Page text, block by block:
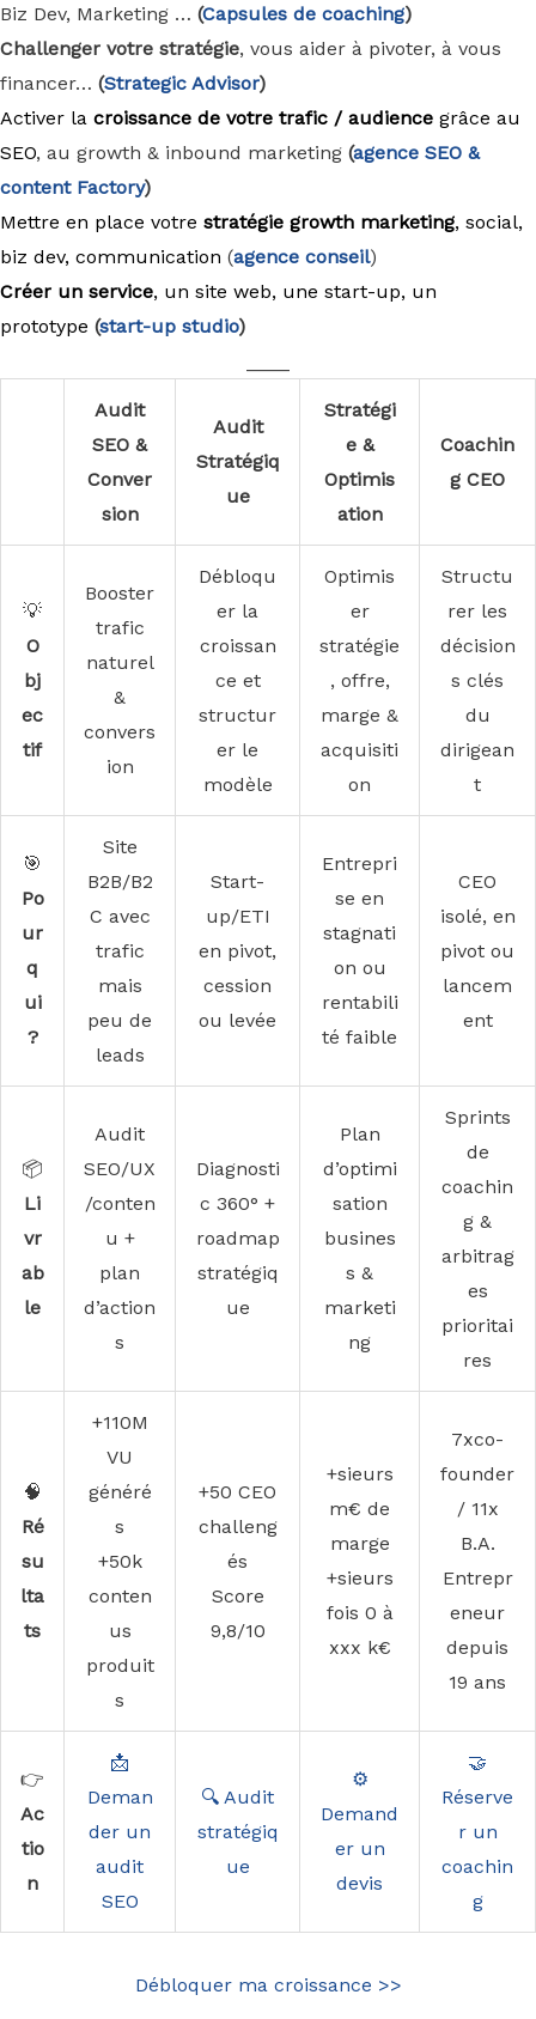
Biz Dev, Marketing … (Capsules de coaching)
Challenger votre stratégie, vous aider à pivoter, à vous
financer… (Strategic Advisor)
Activer la croissance de votre trafic / audience grâce au
SEO, au growth & inbound marketing (agence SEO &
content Factory)
Mettre en place votre stratégie growth marketing, social,
biz dev, communication (agence conseil)
Créer un service, un site web, une start-up, un
prototype (start-up studio)
Audit
SEO &
Conver
sion
Audit
Stratégiq
ue
Stratégi
e &
Optimis
ation
Coachin
g CEO
💡
O
bj
ec
tif
Booster
trafic
naturel
&
convers
ion
Débloqu
er la
croissan
ce et
structur
er le
modèle
Optimis
er
stratégie
, offre,
marge &
acquisiti
on
Structu
rer les
décision
s clés
du
dirigean
t
🎯
Po
ur
q
ui
?
Site
B2B/B2
C avec
trafic
mais
peu de
leads
Start-
up/ETI
en pivot,
cession
ou levée
Entrepri
se en
stagnati
on ou
rentabili
té faible
CEO
isolé, en
pivot ou
lancem
ent
📦
Li
vr
ab
le
Audit
SEO/UX
/conten
u +
plan
d’action
s
Diagnosti
c 360° +
roadmap
stratégiq
ue
Plan
d’optimi
sation
busines
s &
marketi
ng
Sprints
de
coachin
g &
arbitrag
es
prioritai
res
🧠
Ré
su
lta
ts
+110M
VU
généré
s
+50k
conten
us
produit
s
+50 CEO
challeng
és
Score
9,8/10
+sieurs
m€ de
marge
+sieurs
fois 0 à
xxx k€
7xco-
founder
/ 11x
B.A.
Entrepr
eneur
depuis
19 ans
👉
Ac
tio
n
📩
Deman
der un
audit
SEO
🔍 Audit
stratégiq
ue
⚙️
Demand
er un
devis
🤝
Réserve
r un
coachin
g
Débloquer ma croissance >>